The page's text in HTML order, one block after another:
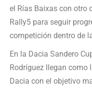
el Rías Baixas con otro
Rally5 para seguir
competición dentro de
En la Dacia Sandero
Rodríguez llegan como
Dacia con el objetivo